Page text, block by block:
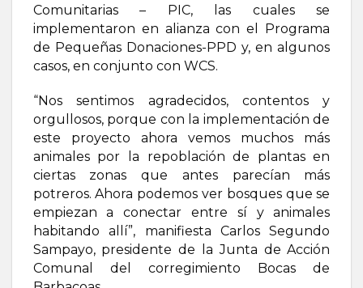
Comunitarias – PIC, las cuales se
implementaron en alianza con el Programa
de Pequeñas Donaciones-PPD y, en algunos
casos, en conjunto con WCS.
“Nos sentimos agradecidos, contentos y
orgullosos, porque con la implementación de
este proyecto ahora vemos muchos más
animales por la repoblación de plantas en
ciertas zonas que antes parecían más
potreros. Ahora podemos ver bosques que se
empiezan a conectar entre sí y animales
habitando allí”, manifiesta Carlos Segundo
Sampayo, presidente de la Junta de Acción
Comunal del corregimiento Bocas de